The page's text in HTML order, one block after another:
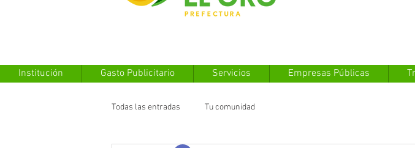
Institución Gasto Publicitario Servicios Empresas Públicas
Todas las entradas Tu comunidad